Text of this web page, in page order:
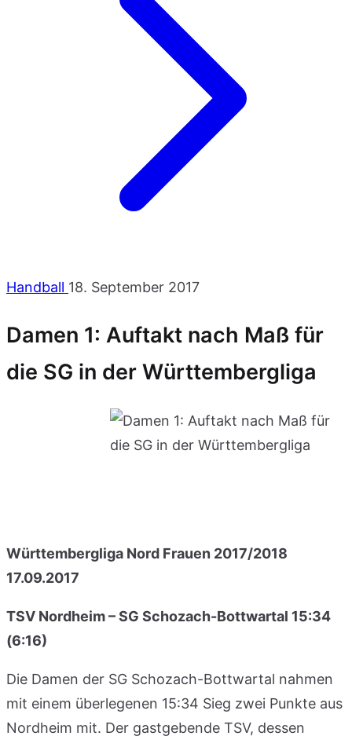
Handball 18. September 2017
Damen 1: Auftakt nach Maß für
die SG in der Württembergliga
Württembergliga Nord Frauen 2017/2018
17.09.2017
TSV Nordheim – SG Schozach-Bottwartal 15:34
(6:16)
Die Damen der SG Schozach-Bottwartal nahmen
mit einem überlegenen 15:34 Sieg zwei Punkte aus
Nordheim mit. Der gastgebende TSV, dessen